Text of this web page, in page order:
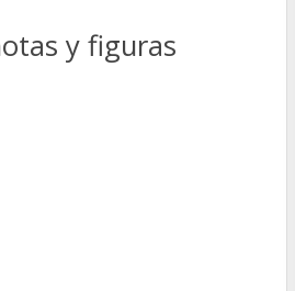
y figuras